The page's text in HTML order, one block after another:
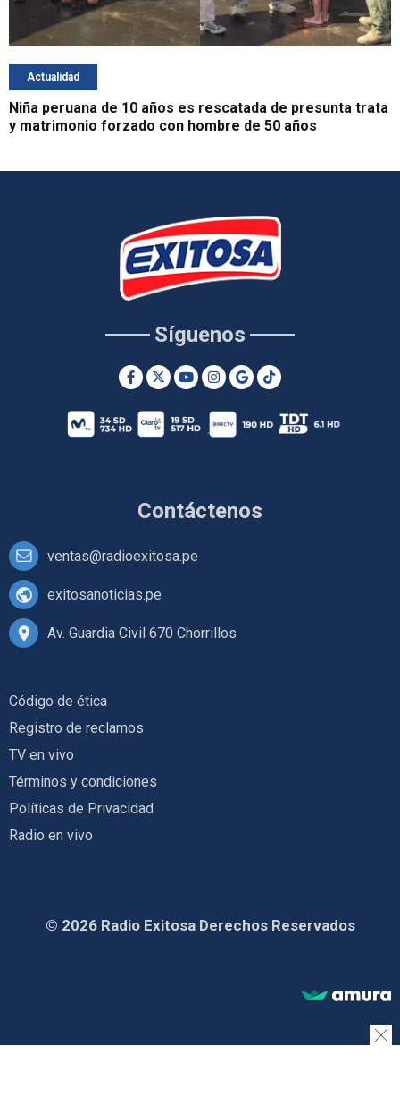
Actualidad
Niña peruana de 10 años es rescatada de presunta trata
y matrimonio forzado con hombre de 50 años
Contáctenos
ventas@radioexitosa.pe
exitosanoticias.pe
Av. Guardia Civil 670 Chorrillos
Síguenos
Código de ética
Registro de reclamos
TV en vivo
Términos y condiciones
Políticas de Privacidad
Radio en vivo
© 2026 Radio Exitosa Derechos Reservados